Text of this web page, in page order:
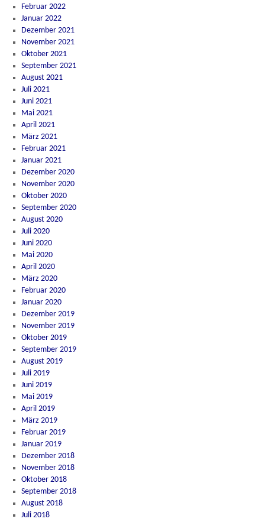
Februar 2022
Januar 2022
Dezember 2021
November 2021
Oktober 2021
September 2021
August 2021
Juli 2021
Juni 2021
Mai 2021
April 2021
März 2021
Februar 2021
Januar 2021
Dezember 2020
November 2020
Oktober 2020
September 2020
August 2020
Juli 2020
Juni 2020
Mai 2020
April 2020
März 2020
Februar 2020
Januar 2020
Dezember 2019
November 2019
Oktober 2019
September 2019
August 2019
Juli 2019
Juni 2019
Mai 2019
April 2019
März 2019
Februar 2019
Januar 2019
Dezember 2018
November 2018
Oktober 2018
September 2018
August 2018
Juli 2018